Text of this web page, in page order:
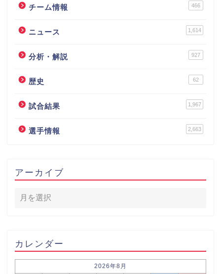
チーム情報 466
ニュース 1,614
分析・解説 927
歴史 62
試合結果 1,967
選手情報 2,663
アーカイブ
カレンダー
2026年8月